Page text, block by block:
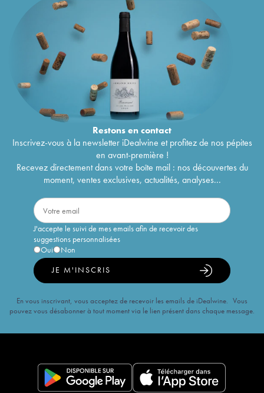
Restons encontact
Inscrivez-vous à la newsletter iDealwine et profitez de nos pépites
en avant-première !
Recevez directement dans votre boîte mail : nos découvertes du
moment, ventes exclusives, actualités, analyses...
J'accepte le suivi de mes emails afin de recevoir des
suggestions personnalisées
Oui
Non
JE M'INSCRIS
En vous inscrivant, vous acceptez de recevoir les emails de iDealwine. Vous
pouvez vous désabonner à tout moment via le lien présent dans chaque message.